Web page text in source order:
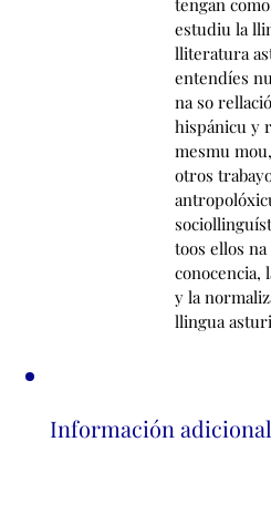
Información adicional